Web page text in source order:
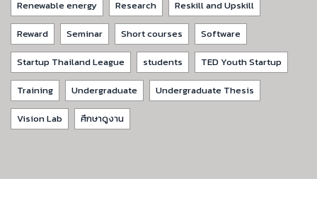
Renewable energy Research Reskill and Upskill
Reward Seminar Short courses Software
Startup Thailand League students TED Youth Startup
Training Undergraduate Undergraduate Thesis
Vision Lab ศึกษาดูงาน